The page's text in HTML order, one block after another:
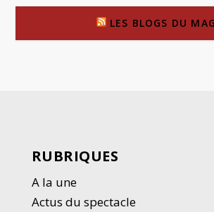
LES BLOGS DU
RUBRIQUES
A la une
Actus du spectacle